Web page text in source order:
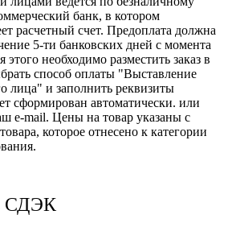
банк, в котором
расчетный счет. Предоплата должна
5-ти банковских дней с момента
необходимо разместить заказ в
способ оплаты "Выставление
лица" и заполнить реквизиты
сформирован автоматически. или
e-mail. Цены на товар указаны с
которое отнесено к категории
СДЭК